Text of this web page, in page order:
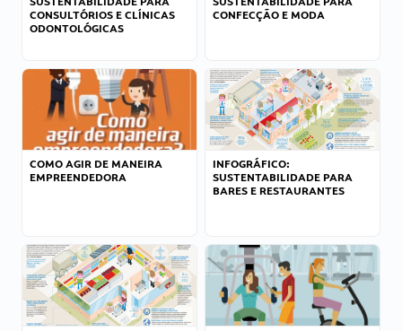
CONSULTÓRIOS E CLÍNICAS
ODONTOLÓGICAS
CONFECÇÃO E MODA
COMO AGIR DE MANEIRA
EMPREENDEDORA
INFOGRÁFICO:
SUSTENTABILIDADE PARA
BARES E RESTAURANTES